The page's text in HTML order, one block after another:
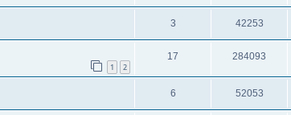
3 42253
1 2
17 284093
6 52053